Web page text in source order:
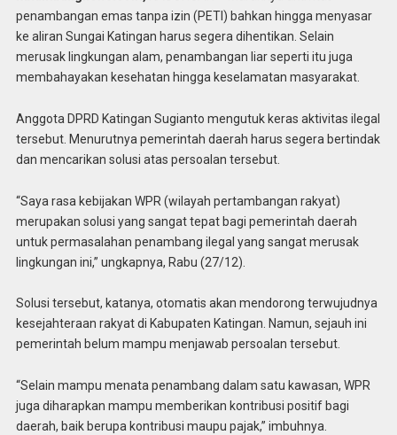
penambangan emas tanpa izin (PETI) bahkan hingga menyasar
ke aliran Sungai Katingan harus segera dihentikan. Selain
merusak lingkungan alam, penambangan liar seperti itu juga
membahayakan kesehatan hingga keselamatan masyarakat.
Anggota DPRD Katingan Sugianto mengutuk keras aktivitas ilegal
tersebut. Menurutnya pemerintah daerah harus segera bertindak
dan mencarikan solusi atas persoalan tersebut.
“Saya rasa kebijakan WPR (wilayah pertambangan rakyat)
merupakan solusi yang sangat tepat bagi pemerintah daerah
untuk permasalahan penambang ilegal yang sangat merusak
lingkungan ini,” ungkapnya, Rabu (27/12).
Solusi tersebut, katanya, otomatis akan mendorong terwujudnya
kesejahteraan rakyat di Kabupaten Katingan. Namun, sejauh ini
pemerintah belum mampu menjawab persoalan tersebut.
“Selain mampu menata penambang dalam satu kawasan, WPR
juga diharapkan mampu memberikan kontribusi positif bagi
daerah, baik berupa kontribusi maupu pajak,” imbuhnya.